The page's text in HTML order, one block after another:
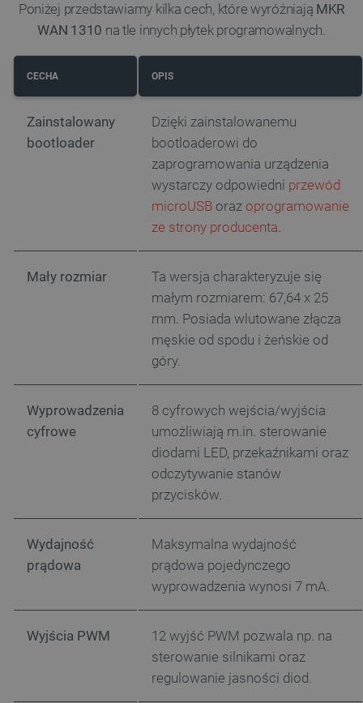
Poniżej przedstawiamy kilka cech, które wyróżniają MKR
WAN 1310 na tle innych płytek programowalnych.
CECHA OPIS
Zainstalowany
bootloader
Dzięki zainstalowanemu
bootloaderowi do
zaprogramowania urządzenia
wystarczy odpowiedni przewód
microUSB oraz oprogramowanie
ze strony producenta.
Mały rozmiar
Ta wersja charakteryzuje się
małym rozmiarem: 67,64 x 25
mm. Posiada wlutowane złącza
męskie od spodu i żeńskie od
góry.
Wyprowadzenia
cyfrowe
8 cyfrowych wejścia/wyjścia
umożliwiają m.in. sterowanie
diodami LED, przekaźnikami oraz
odczytywanie stanów
przycisków.
Wydajność
prądowa
Maksymalna wydajność
prądowa pojedynczego
wyprowadzenia wynosi 7 mA.
Wyjścia PWM
12 wyjść PWM pozwala np. na
sterowanie silnikami oraz
regulowanie jasności diod.